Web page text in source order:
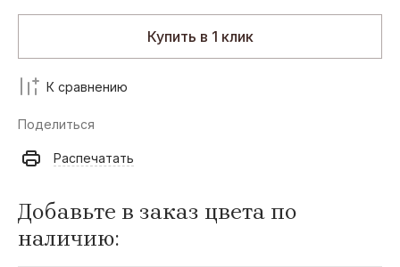
Купить в 1 клик
К сравнению
Поделиться
Распечатать
Добавьте в заказ цвета по
наличию: